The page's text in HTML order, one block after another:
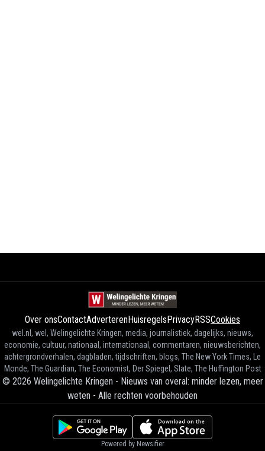
Over onsContactAdverterenHuisregelsPrivacyRSSCookies
wel.nl, wel, Welingelichte Kringen, media, journalistiek, dagelijks, nieuws,
economie, cultuur, nationaal, internationaal, commentaren, nieuwsberichten,
achtergrondverhalen, dagbladen, tijdschriften, blogs, The New York Times, Le
Monde, The Guardian, The Economist, Der Spiegel, Slate, The Huffington Post
© 2026 Welingelichte Kringen - Nieuws van overal: minder lezen, meer
weten - Alle rechten voorbehouden
Powered by Newsifier